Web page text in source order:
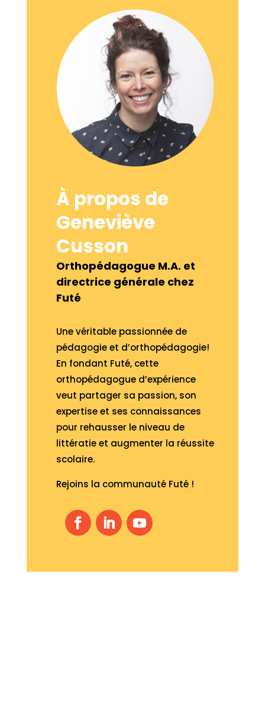
À propos de
Geneviève
Cusson
Orthopédagogue M.A. et
directrice générale chez
Futé
Une véritable passionnée de
pédagogie et d’orthopédagogie!
En fondant Futé, cette
orthopédagogue d’expérience
veut partager sa passion, son
expertise et ses connaissances
pour rehausser le niveau de
littératie et augmenter la réussite
scolaire.
Rejoins la communauté Futé !